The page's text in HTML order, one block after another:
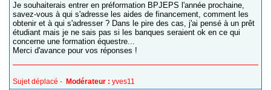
Je souhaiterais entrer en préformation BPJEPS l'année prochaine,
savez-vous à qui s'adresse les aides de financement, comment les
obtenir et à qui s'adresser ? Dans le pire des cas, j'ai pensé à un prêt
étudiant mais je ne sais pas si les banques seraient ok en ce qui
concerne une formation équestre...
Merci d'avance pour vos réponses !
Sujet déplacé - Modérateur : yves11